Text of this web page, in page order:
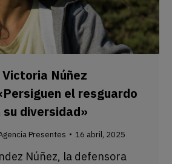
Núñez
el resguardo
su diversidad»
Presentes 16 abril, 2025
Núñez, la defensora